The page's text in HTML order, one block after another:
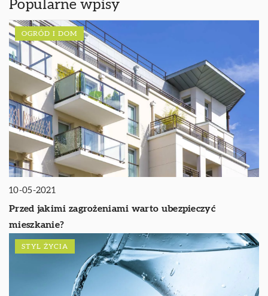
Popularne wpisy
OGRÓD I DOM
10-05-2021
Przed jakimi zagrożeniami warto ubezpieczyć
mieszkanie?
STYL ŻYCIA